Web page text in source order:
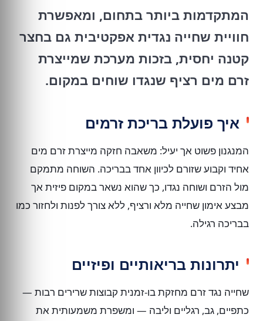
המתקדמות ביותר בתחום, ומאפשרת
חוויית שחייה נגדית אפקטיבית גם בחצר
קטנה יחסית, בזכות מערכת שמייצרת
זרם מים רציף שנגדו שוחים במקום.
איך פועלת בריכת זרמים
המנגנון פשוט אך יעיל: משאבה חזקה מייצרת זרם מים
אחיד וקבוע שזורם לכיוון אחד בבריכה. השוחה מתמקם
מול הזרם ושוחה נגדו, כך שהוא נשאר במקום פיזית אך
מבצע אימון שחייה מלא ורציף, ללא צורך לפנות ולחזור כמו
בבריכה רגילה.
יתרונות בריאותיים ופיזיים
שחייה נגד זרם מחזקת בו-זמנית קבוצות שרירים רבות —
כתפיים, גב, רגליים וליבה — ומשפרת משמעותית את